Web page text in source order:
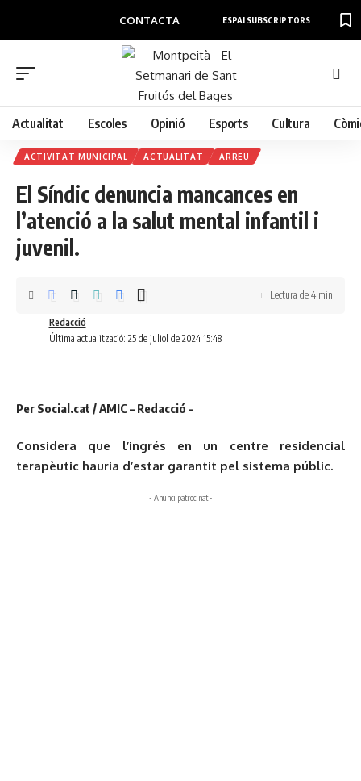
CONTACTA ESPAI SUBSCRIPTORS
Actualitat Escoles Opinió Esports Cultura
ACTIVITAT MUNICIPAL ACTUALITAT ARREU
El Síndic denuncia mancances en
l’atenció a la salut mental infantil i
juvenil.
Última actualització: 25 de juliol de 2024 15:48
Redacció
Lectura de 4 min
Per Social.cat / AMIC – Redacció –
Considera que l’ingrés en un centre residencial
terapèutic hauria d’estar garantit pel sistema públic.
- Anunci patrocinat -